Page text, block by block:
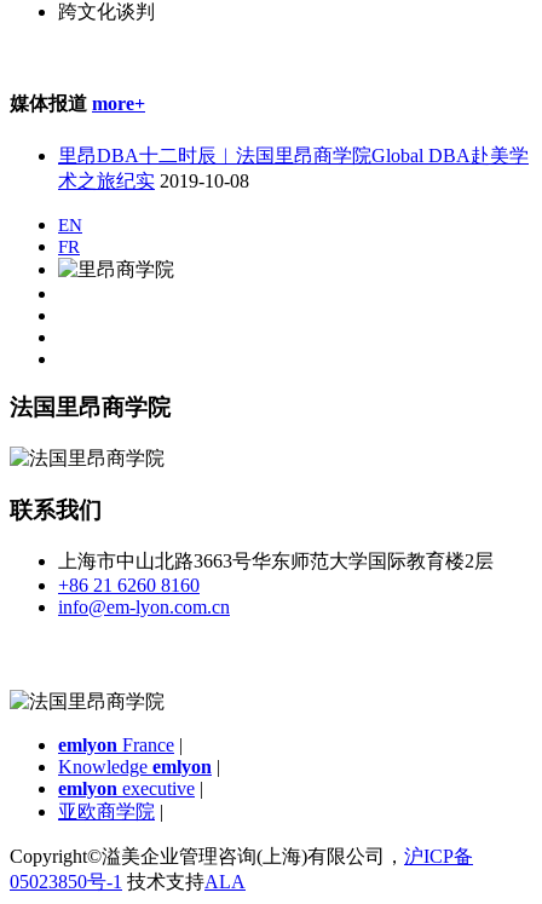
跨文化谈判
媒体报道 more+
里昂DBA十二时辰︱法国里昂商学院Global DBA赴美学
术之旅纪实 2019-10-08
EN
FR
法国里昂商学院
联系我们
上海市中山北路3663号华东师范大学国际教育楼2层
+86 21 6260 8160
info@em-lyon.com.cn
emlyon France |
Knowledge emlyon |
emlyon executive |
亚欧商学院 |
Copyright©溢美企业管理咨询(上海)有限公司， 沪ICP备
05023850号-1 技术支持ALA